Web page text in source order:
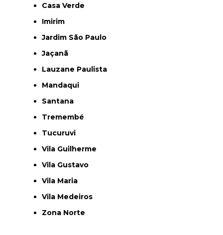
Casa Verde
Imirim
Jardim São Paulo
Jaçanã
Lauzane Paulista
Mandaqui
Santana
Tremembé
Tucuruvi
Vila Guilherme
Vila Gustavo
Vila Maria
Vila Medeiros
Zona Norte